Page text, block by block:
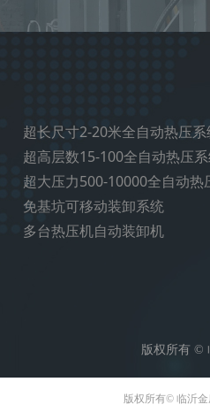
版权所有 ©
超长尺寸2-20米全自动热压系
超高层数15-100全自动热压
超大压力500-10000全自动热
免基坑可移动装卸系统
多台热压机自动装卸机
版权所有© 临沂